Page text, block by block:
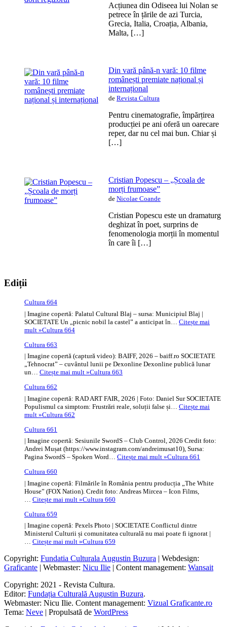
Acțiunea din Odiseea lui Nolan se
petrece în țările de azi Turcia,
Grecia, Italia, Croația, Albania,
Malta, […]
Din vară până-n vară: 10 filme
românești premiate național și
internațional
de Revista Cultura
Pentru cinematografie, împărțirea
producției pe ani oferă un oarecare
reper, dar nu cel mai bun. Chiar și
[…]
Cristian Popescu – „Școala de
morți frumoase”
de Nicolae Coande
Cristian Popescu este un dramaturg
deghizat în poet, surprins de
fenomenologia morții în momentul
în care îi […]
Ediții
Cultura 664
| Imagine copertă: Palatul Cultural Blaj – sursa: Municipiul Blaj |
SOCIETATE Un „picnic nobil la castel” a anticipat în… Citește mai
mult »Cultura 664
Cultura 663
| Imagine copertă (captură video): BAIFF, 2026 – baiff.ro SOCIETATE
„Tehnocrat” – cuvântul lunii pe Dexonline Dexonline publică lunar
un… Citește mai mult »Cultura 663
Cultura 662
| Imagine copertă: RAD ART FAIR, 2026 | Foto: Daniel Sur SOCIETATE
Populismul ca simptom: Frustrări reale, soluții false și… Citește mai
mult »Cultura 662
Cultura 661
| Imagine copertă: Sesiunile SwordS – Club Control, 2026 Credit foto:
Andrei Mușat (https://www.instagram.com/andreimusat10), Sursa:
Pagina SwordS – Spoken Word… Citește mai mult »Cultura 661
Cultura 660
| Imagine copertă: Filmările în România pentru producția „The White
House” (FOX Nation). Credit foto: Andreas Mircea – Icon Films,
Citește mai mult »Cultura 660
Cultura 659
| Imagine copertă: Pexels Photo | SOCIETATE Conflictul dintre
Ministerul Culturii și comunitatea culturală nu mai poate fi ignorat |
… Citește mai mult »Cultura 659
Copyright: Fundatia Culturala Augustin Buzura | Webdesign:
Graficante | Webmaster: Nicu Ilie | Content management: Wansait
Copyright: 2021 - Revista Cultura.
Editor: Fundația Culturală Augustin Buzura.
Webmaster: Nicu Ilie. Content management: Vizual Graficante.ro
Tema: Neve | Propulsată de WordPress